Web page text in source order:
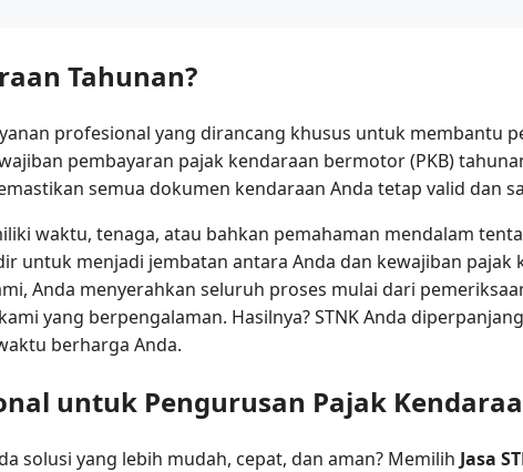
Tahunan?
profesional yang dirancang khusus untuk membantu
pembayaran pajak kendaraan bermotor (PKB)
semua dokumen kendaraan Anda tetap valid dan
waktu, tenaga, atau bahkan pemahaman mendalam
untuk menjadi jembatan antara Anda dan kewajiban pajak
Anda menyerahkan seluruh proses mulai dari
yang berpengalaman. Hasilnya? STNK Anda
berharga Anda.
untuk Pengurusan Pajak
solusi yang lebih mudah, cepat, dan aman? Memilih Jasa